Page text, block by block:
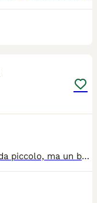
Salvatelo: Camillo era stato adottato da piccolo, ma un bel giorno con un messaggio hanno deciso di restituirlo. "Non posso più tenerlo, cambio casa e non posso portarmelo"... ed ecco che si ritrova da una casa, nuovamente in rifugio. Ha 2 anni, da più di 1 anno é invisibile e solo. Taglia media, circa 28/30 kg di peso. cerca famiglia con urgenza. Si trova in provincia di ferrara, per informazioni 340 578 3896